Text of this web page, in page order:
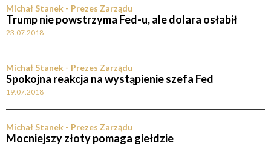
Michał Stanek - Prezes Zarządu
Trump nie powstrzyma Fed-u, ale dolara osłabił
23.07.2018
Michał Stanek - Prezes Zarządu
Spokojna reakcja na wystąpienie szefa Fed
19.07.2018
Michał Stanek - Prezes Zarządu
Mocniejszy złoty pomaga giełdzie